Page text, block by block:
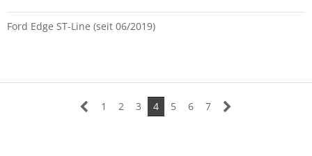
Ford Edge ST-Line (seit 06/2019)
1 2 3 4 5 6 7